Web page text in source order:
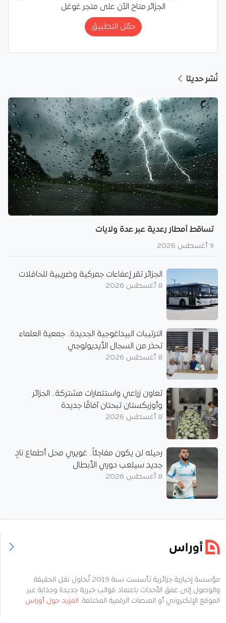
الجزائر متاح الآن على متجر غوغل
حمّل التطبيق
نُشر حديثا
تساقط أمطار رعدية عبر عدة ولايات
9 أغسطس 2026
الجزائر تقر إعفاءات جمركية وضريبية للحافلات
8 أغسطس 2026
الترتيبات البيداغوجية الجديدة.. جمعية العلماء
تحذر من السجال الأيديولوجي
8 أغسطس 2026
تعاون زراعي واستثمارات مشتركة.. الجزائر
وأوزبكستان تبحثان آفاقًا جديدة
8 أغسطس 2026
رحيله لن يكون مفاجئاً.. غويري محل أطماع نادٍ
جديد سيلعب دوري الأبطال
8 أغسطس 2026
مؤسسة إخبارية جزائرية تأسست سنة 2019 تُحاول نقل الحقيقة
والوصول إلى عمق الأحداث باعتماد قوالب خبرية جديدة وجذابة عبر
الموقع الإلكتروني أو المنصات الرقمية المختلفة. المزيد حول أوراس